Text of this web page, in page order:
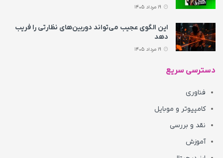
این الگوی عجیب می‌تواند دوربین‌های نظارتی را فریب
دهد
دسترسی سریع
فناوری
کامپیوتر و موبایل
نقد و بررسی
آموزش